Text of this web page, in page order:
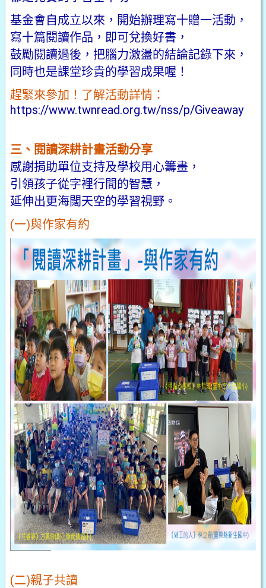
基金會自成立以來，開始辦理寫十贈一活動，
寫十篇閱讀作品，即可兌換好書，
鼓勵閱讀過後，把腦力激盪的結論記錄下來，
同時也是課堂珍貴的學習成果喔！
趕緊來參加！了解活動詳情：
https://www.twnread.org.tw/nss/p/Giveaway
三、閱讀深耕計畫活動分享
感謝捐助單位支持及學校用心籌畫，
引領孩子從字裡行間的智慧，
延伸出更海闊天空的學習視野。
(一)與作家有約
(二)親子共讀